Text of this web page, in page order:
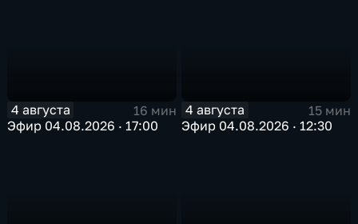
4 августа
16 мин
Эфир 04.08.2026 · 17:00
4 августа
15 мин
Эфир 04.08.2026 · 12:30